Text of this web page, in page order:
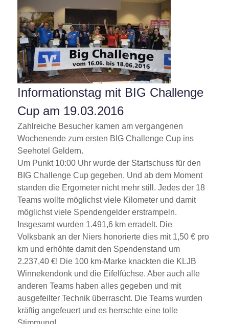
Informationstag mit BIG Challenge
Cup am 19.03.2016
Zahlreiche Besucher kamen am vergangenen
Wochenende zum ersten BIG Challenge Cup ins
Seehotel Geldern.
Um Punkt 10:00 Uhr wurde der Startschuss für den
BIG Challenge Cup gegeben. Und ab dem Moment
standen die Ergometer nicht mehr still. Jedes der 18
Teams wollte möglichst viele Kilometer und damit
möglichst viele Spendengelder erstrampeln.
Insgesamt wurden 1.491,6 km erradelt. Die
Volksbank an der Niers honorierte dies mit 1,50 € pro
km und erhöhte damit den Spendenstand um
2.237,40 €! Die 100 km-Marke knackten die KLJB
Winnekendonk und die Eifelfüchse. Aber auch alle
anderen Teams haben alles gegeben und mit
ausgefeilter Technik überrascht. Die Teams wurden
kräftig angefeuert und es herrschte eine tolle